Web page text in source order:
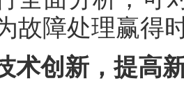
故障处理赢得
术创新，提高